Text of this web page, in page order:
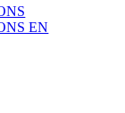
EN